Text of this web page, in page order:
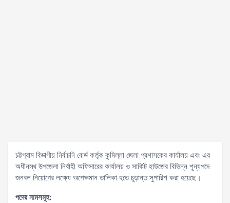
চট্টগ্রাম বিভাগীয় নির্বাচনি বোর্ড কর্তৃক কুমিল্লা জেলা প্রশাসকের কার্যালয় এবং এর
অধীনস্থ উপজেলা নির্বাহী অফিসারের কার্যালয় ও সার্কিট হাউজের বিভিন্ন শূন্যপদে
জনবল নিয়োগের লক্ষ্যে অপেক্ষমান তালিকা হতে চূড়ান্ত সুপারিশ করা হয়েছে।
পদের নামসমূহ: